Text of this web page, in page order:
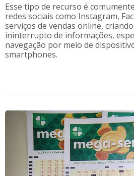
Esse tipo de recurso é
redes sociais como Instagram,
serviços de vendas online,
ininterrupto de informações,
navegação por meio de
smartphones.